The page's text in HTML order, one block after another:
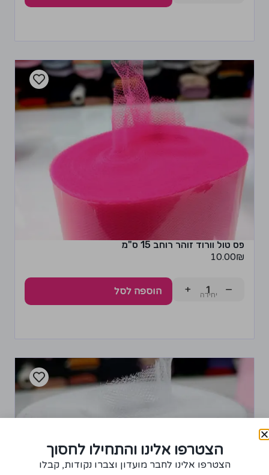
פס טול וורוד זוהר רוחב 15 ס"מ
10.00₪
−
+ הוספה לסל
הצטרפו אלינו והתחילו לחסוך
הצטרפו אלינו לחבר מועדון וצברו נקודות, קבלו